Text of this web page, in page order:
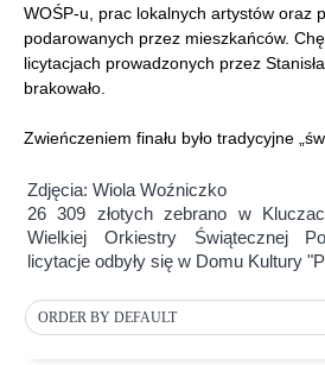
WOŚP-u, prac lokalnych artystów oraz
podarowanych przez mieszkańców.
licytacjach prowadzonych przez
brakowało.
Zwieńczeniem finału było tradycyjne
Zdjęcia: Wiola Woźniczko
26 309 złotych zebrano w
Wielkiej Orkiestry Świątecznej
licytacje odbyły się w Domu Kultury
ORDER BY DEFAULT